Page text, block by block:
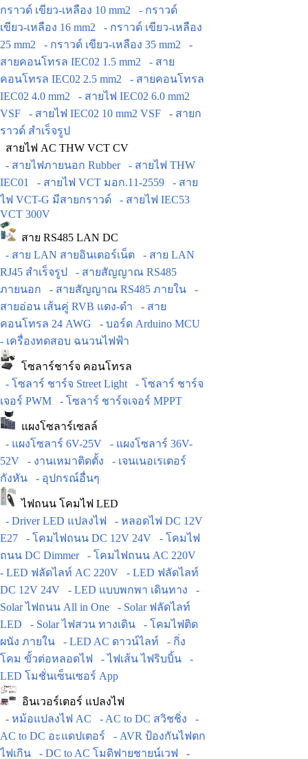
กราวด์ เขียว-เหลือง 10 mm2
- กราวด์
เขียว-เหลือง 16 mm2
- กราวด์ เขียว-เหลือง
25 mm2
- กราวด์ เขียว-เหลือง 35 mm2
-
สายคอนโทรล IEC02 1.5 mm2
- สาย
คอนโทรล IEC02 2.5 mm2
- สายคอนโทรล
IEC02 4.0 mm2
- สายไฟ IEC02 6.0 mm2
VSF
- สายไฟ IEC02 10 mm2 VSF
- สายก
ราวด์ สำเร็จรูป
สายไฟ AC THW VCT CV
- สายไฟภายนอก Rubber
- สายไฟ THW
IEC01
- สายไฟ VCT มอก.11-2559
- สาย
ไฟ VCT-G มีสายกราวด์
- สายไฟ IEC53
VCT 300V
สาย RS485 LAN DC
- สาย LAN สายอินเตอร์เน็ต
- สาย LAN
RJ45 สำเร็จรูป
- สายสัญญาณ RS485
ภายนอก
- สายสัญญาณ RS485 ภายใน
-
สายอ่อน เส้นคู่ RVB แดง-ดำ
- สาย
คอนโทรล 24 AWG
- บอร์ด Arduino MCU
- เครื่องทดสอบ ฉนวนไฟฟ้า
โซลาร์ชาร์จ คอนโทรล
- โซลาร์ ชาร์จ Street Light
- โซลาร์ ชาร์จ
เจอร์ PWM
- โซลาร์ ชาร์จเจอร์ MPPT
แผงโซลาร์เซลล์
- แผงโซลาร์ 6V-25V
- แผงโซลาร์ 36V-
52V
- งานเหมาติดตั้ง
- เจนเนอเรเตอร์
กังหัน
- อุปกรณ์อื่นๆ
ไฟถนน โคมไฟ LED
- Driver LED แปลงไฟ
- หลอดไฟ DC 12V
E27
- โคมไฟถนน DC 12V 24V
- โคมไฟ
ถนน DC Dimmer
- โคมไฟถนน AC 220V
- LED ฟลัดไลท์ AC 220V
- LED ฟลัดไลท์
DC 12V 24V
- LED แบบพกพา เดินทาง
-
Solar ไฟถนน All in One
- Solar ฟลัดไลท์
LED
- Solar ไฟสวน ทางเดิน
- โคมไฟติด
ผนัง ภายใน
- LED AC ดาวน์ไลท์
- กิ่ง
โคม ขั้วต่อหลอดไฟ
- ไฟเส้น ไฟริบบิ้น
-
LED โมชั่นเซ็นเซอร์ App
อินเวอร์เตอร์ แปลงไฟ
- หม้อแปลงไฟ AC
- AC to DC สวิชชิ่ง
-
AC to DC อะแดปเตอร์
- AVR ป้องกันไฟตก
ไฟเกิน
- DC to AC โมดิฟายชายน์เวฟ -